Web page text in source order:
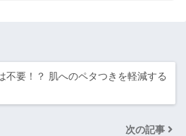
不要！？ 肌へのペタつきを軽減する
次の記事